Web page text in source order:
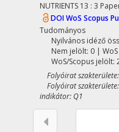
NUTRIENTS 13 : 3
DOIWoS Scopus
Tudományos
Nyilvános idéző
Nem jelölt: 0 |
WoS/Scopus jelölt:
Folyóirat szakterülete:
Folyóirat
indikátor: Q1